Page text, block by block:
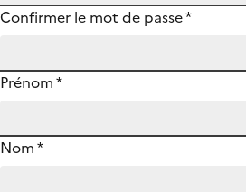
Confirmer le mot de passe*
Prénom*
Nom*